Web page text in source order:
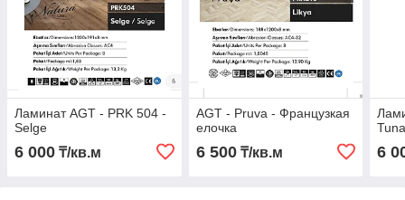
Ламинат AGT - PRK 504 -
Selge
6 000 ₸/кв.м
AGT - Pruva - Французкая
елочка
6 500₸/кв.м 6